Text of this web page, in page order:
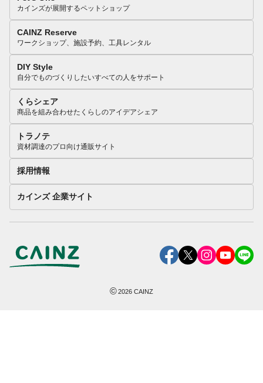
カインズが展開するペットショップ
CAINZ Reserve
ワークショップ、施設予約、工具レンタル
DIY Style
自分でものづくりしたいすべての人をサポート
くらシェア
商品を組み合わせたくらしのアイデアシェア
トラノテ
資材調達のプロ向け通販サイト
採用情報
カインズ 企業サイト
©2026 CAINZ